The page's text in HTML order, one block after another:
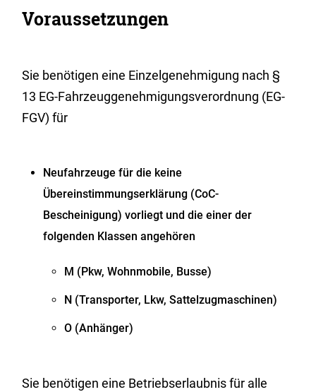
Voraussetzungen
Sie benötigen eine Einzelgenehmigung nach §
13 EG-Fahrzeuggenehmigungsverordnung (EG-
FGV) für
Neufahrzeuge für die keine
Übereinstimmungserklärung (CoC-
Bescheinigung) vorliegt und die einer der
folgenden Klassen angehören
M (Pkw, Wohnmobile, Busse)
N (Transporter, Lkw, Sattelzugmaschinen)
O (Anhänger)
Sie benötigen eine Betriebserlaubnis für alle